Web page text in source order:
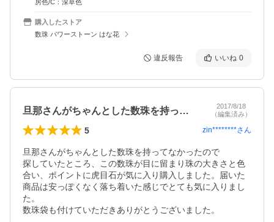
房色/C：深草色
購入したストア
数珠 パワーストーン はな花
違反報告 いいね 0
旦那さんがちゃんとした数珠を持ってなか…
2017/8/18
（編集済み）
5 zin********さん
旦那さんがちゃんとした数珠を持ってなかったので
探していたところ、この数珠が目に留まり珠の大きさと色
合い、ポイントに虎目石が気に入り購入しました。届いた
商品は安っぽくなく落ち着いた感じでとても気に入りまし
た。
数珠袋も付けていただきありがとうございました。